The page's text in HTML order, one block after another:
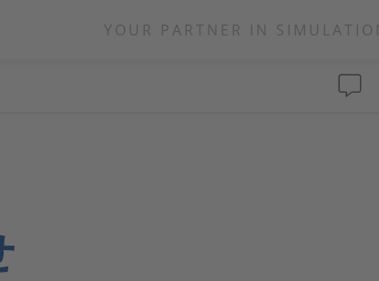
YOUR PARTNER IN